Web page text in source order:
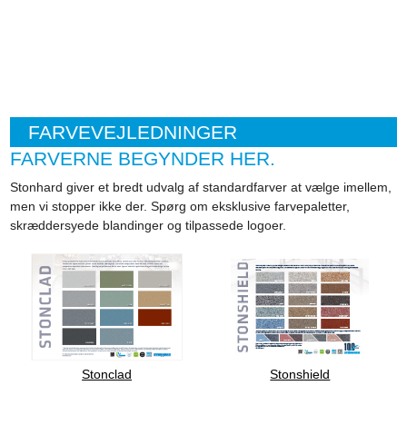
FARVEVEJLEDNINGER
FARVERNE BEGYNDER HER.
Stonhard giver et bredt udvalg af standardfarver at vælge imellem,
men vi stopper ikke der. Spørg om eksklusive farvepaletter,
skræddersyede blandinger og tilpassede logoer.
Stonclad Stonshield